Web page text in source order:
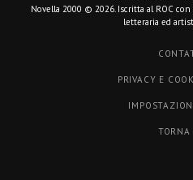
Novella 2000 © 2026. Iscritta al ROC
letteraria ed
PRIVACY E
TORNA